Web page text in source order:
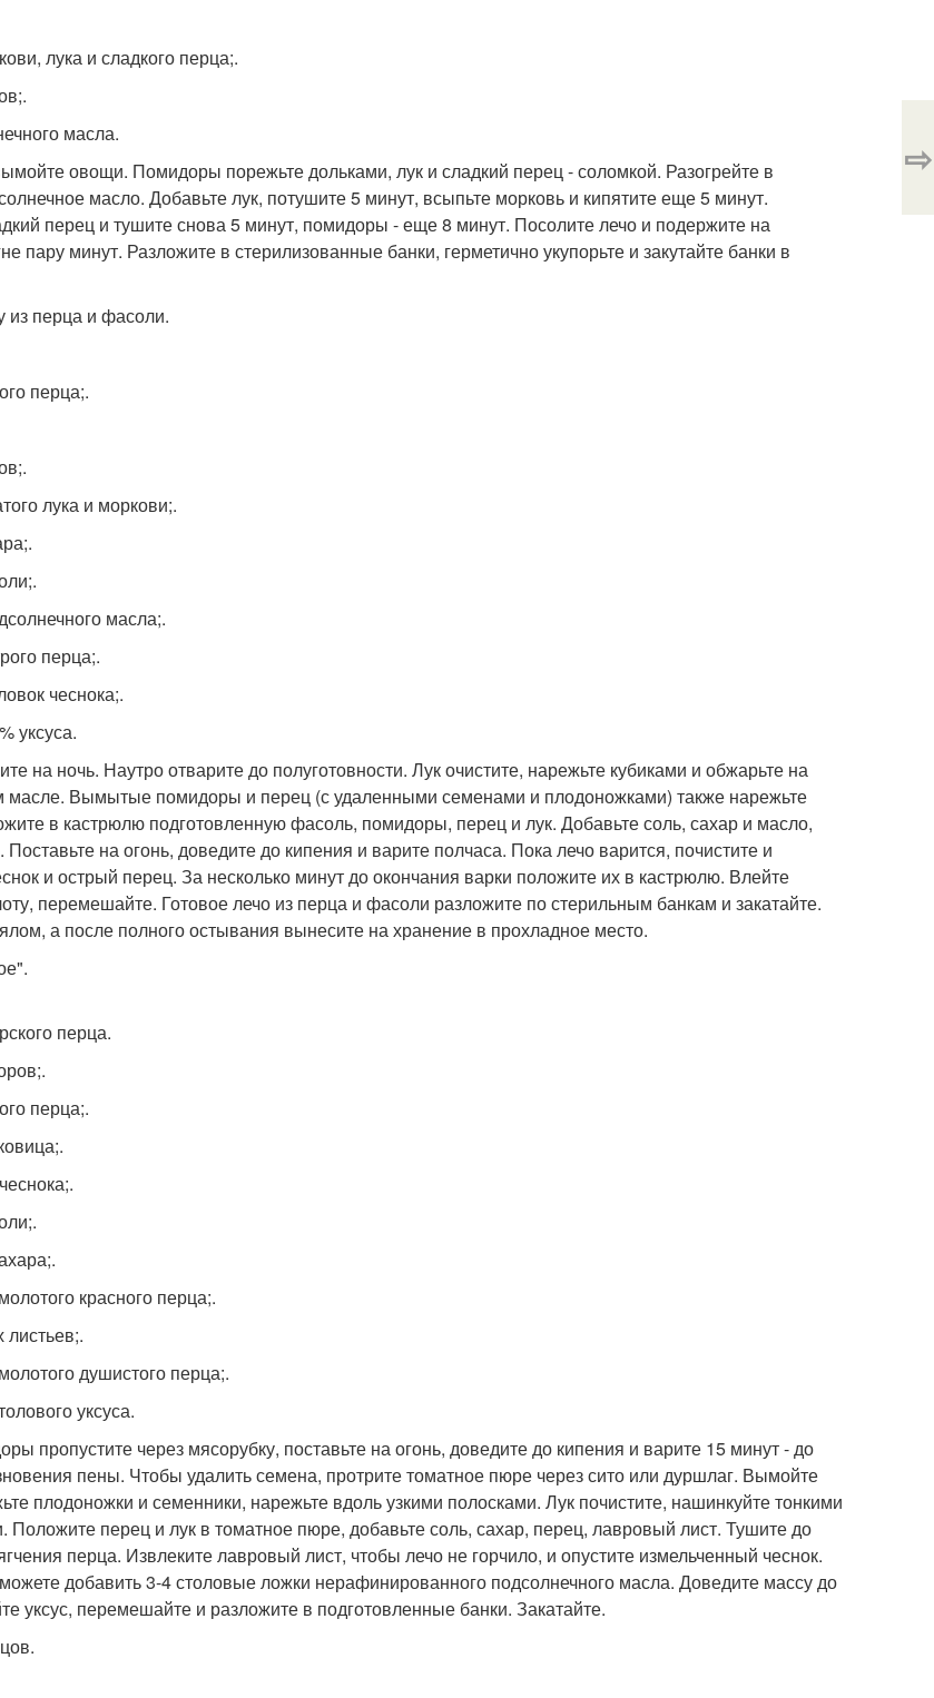
лука и сладкого перца;.
масла.
овощи. Помидоры порежьте дольками, лук и сладкий перец - соломкой. Разогрейте в
масло. Добавьте лук, потушите 5 минут, всыпьте морковь и кипятите еще 5 минут.
перец и тушите снова 5 минут, помидоры - еще 8 минут. Посолите лечо и подержите на
пару минут. Разложите в стерилизованные банки, герметично укупорьте и закутайте банки в
из перца и фасоли.
перца;.
лука и моркови;.
масла;.
перца;.
чеснока;.
уксуса.
на ночь. Наутро отварите до полуготовности. Лук очистите, нарежьте кубиками и обжарьте на
масле. Вымытые помидоры и перец (с удаленными семенами и плодоножками) также нарежьте
в кастрюлю подготовленную фасоль, помидоры, перец и лук. Добавьте соль, сахар и масло,
на огонь, доведите до кипения и варите полчаса. Пока лечо варится, почистите и
и острый перец. За несколько минут до окончания варки положите их в кастрюлю. Влейте
перемешайте. Готовое лечо из перца и фасоли разложите по стерильным банкам и закатайте.
а после полного остывания вынесите на хранение в прохладное место.
перца.
перца;.
красного перца;.
душистого перца;.
уксуса.
пропустите через мясорубку, поставьте на огонь, доведите до кипения и варите 15 минут - до
пены. Чтобы удалить семена, протрите томатное пюре через сито или дуршлаг. Вымойте
плодоножки и семенники, нарежьте вдоль узкими полосками. Лук почистите, нашинкуйте тонкими
Положите перец и лук в томатное пюре, добавьте соль, сахар, перец, лавровый лист. Тушите до
перца. Извлеките лавровый лист, чтобы лечо не горчило, и опустите измельченный чеснок.
добавить 3-4 столовые ложки нерафинированного подсолнечного масла. Доведите массу до
уксус, перемешайте и разложите в подготовленные банки. Закатайте.
⇨